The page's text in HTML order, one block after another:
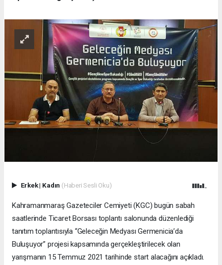
Erkek| Kadın (Haberi Sesli Oku)
Kahramanmaraş Gazeteciler Cemiyeti (KGC) bugün sabah
saatlerinde Ticaret Borsası toplantı salonunda düzenlediği
tanıtım toplantısıyla “Geleceğin Medyası Germenicia’da
Buluşuyor” projesi kapsamında gerçekleştirilecek olan
yarışmanın 15 Temmuz 2021 tarihinde start alacağını açıkladı.